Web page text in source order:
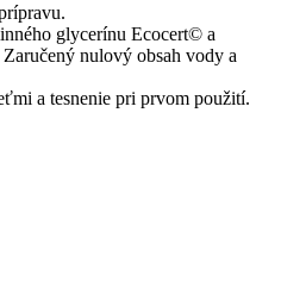
glycerínu Ecocert© a
nulový obsah vody a
a tesnenie pri prvom použití.